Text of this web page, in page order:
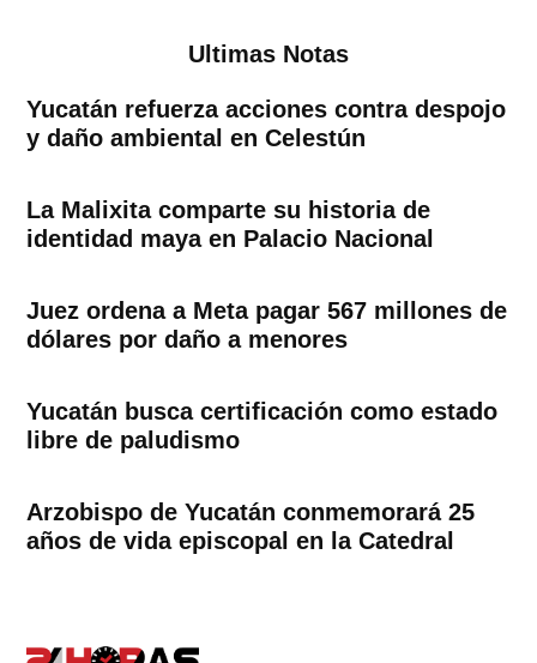
Ultimas Notas
Yucatán refuerza acciones contra despojo
y daño ambiental en Celestún
La Malixita comparte su historia de
identidad maya en Palacio Nacional
Juez ordena a Meta pagar 567 millones de
dólares por daño a menores
Yucatán busca certificación como estado
libre de paludismo
Arzobispo de Yucatán conmemorará 25
años de vida episcopal en la Catedral